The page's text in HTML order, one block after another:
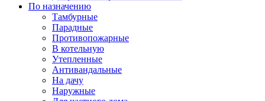
По назначению
Тамбурные
Парадные
Противопожарные
В котельную
Утепленные
Антивандальные
На дачу
Наружные